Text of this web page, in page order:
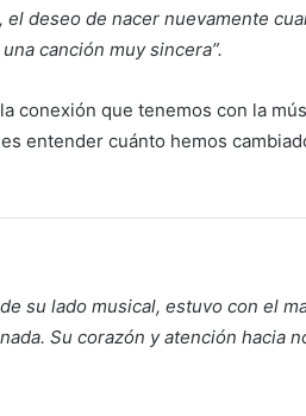
deseo de nacer nuevamente
canción muy sincera”.
conexión que tenemos con la
entender cuánto hemos
su lado musical, estuvo con el
Su corazón y atención hacia